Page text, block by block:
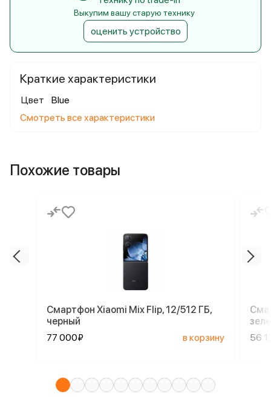
Краткие характеристики
Цвет
Blue
Смотреть все характеристики
Выкупим вашу старую технику
оценить устройство
Похожие товары
Смартфон Xiaomi Mix Flip, 12/512 ГБ,
черный
77 000₽
в корзину
56